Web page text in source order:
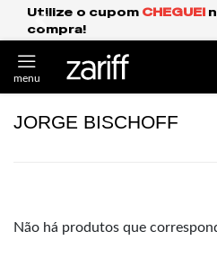
Utilize o cupom CHEGUEI
compra!
anterior
JORGE BISCHOFF
Não há produtos que